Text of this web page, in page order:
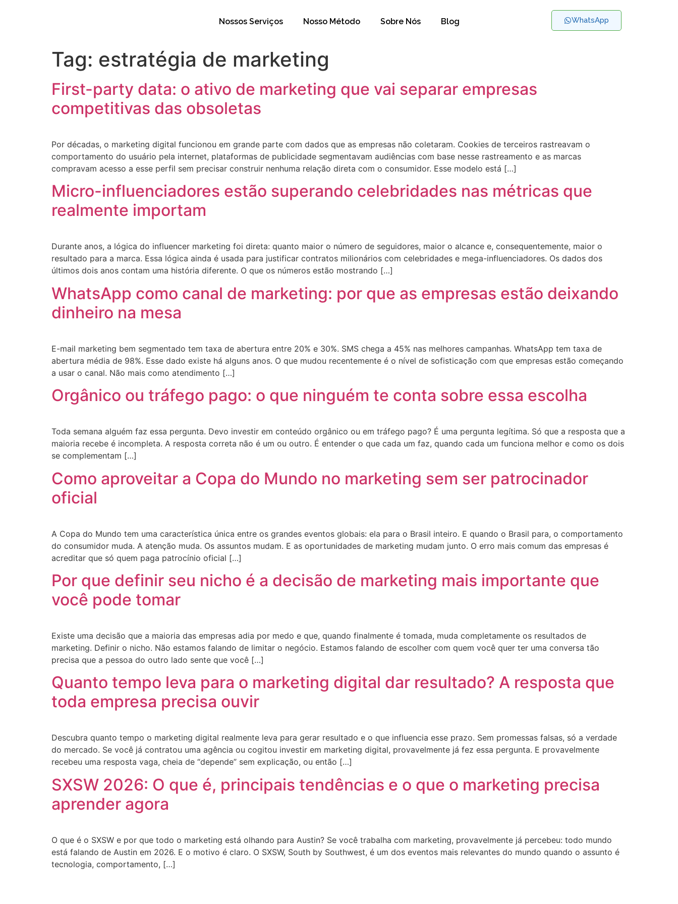
Nossos Serviços Nosso Método Sobre Nós Blog WhatsApp
Tag: estratégia de marketing
First-party data: o ativo de marketing que vai separar empresas
competitivas das obsoletas
Por décadas, o marketing digital funcionou em grande parte com dados que as empresas não coletaram. Cookies de terceiros rastreavam o
comportamento do usuário pela internet, plataformas de publicidade segmentavam audiências com base nesse rastreamento e as marcas
compravam acesso a esse perfil sem precisar construir nenhuma relação direta com o consumidor. Esse modelo está […]
Micro-influenciadores estão superando celebridades nas métricas que
realmente importam
Durante anos, a lógica do influencer marketing foi direta: quanto maior o número de seguidores, maior o alcance e, consequentemente, maior o
resultado para a marca. Essa lógica ainda é usada para justificar contratos milionários com celebridades e mega-influenciadores. Os dados dos
últimos dois anos contam uma história diferente. O que os números estão mostrando […]
WhatsApp como canal de marketing: por que as empresas estão deixando
dinheiro na mesa
E-mail marketing bem segmentado tem taxa de abertura entre 20% e 30%. SMS chega a 45% nas melhores campanhas. WhatsApp tem taxa de
abertura média de 98%. Esse dado existe há alguns anos. O que mudou recentemente é o nível de sofisticação com que empresas estão começando
a usar o canal. Não mais como atendimento […]
Orgânico ou tráfego pago: o que ninguém te conta sobre essa escolha
Toda semana alguém faz essa pergunta. Devo investir em conteúdo orgânico ou em tráfego pago? É uma pergunta legítima. Só que a resposta que a
maioria recebe é incompleta. A resposta correta não é um ou outro. É entender o que cada um faz, quando cada um funciona melhor e como os dois
se complementam […]
Como aproveitar a Copa do Mundo no marketing sem ser patrocinador
oficial
A Copa do Mundo tem uma característica única entre os grandes eventos globais: ela para o Brasil inteiro. E quando o Brasil para, o comportamento
do consumidor muda. A atenção muda. Os assuntos mudam. E as oportunidades de marketing mudam junto. O erro mais comum das empresas é
acreditar que só quem paga patrocínio oficial […]
Por que definir seu nicho é a decisão de marketing mais importante que
você pode tomar
Existe uma decisão que a maioria das empresas adia por medo e que, quando finalmente é tomada, muda completamente os resultados de
marketing. Definir o nicho. Não estamos falando de limitar o negócio. Estamos falando de escolher com quem você quer ter uma conversa tão
precisa que a pessoa do outro lado sente que você […]
Quanto tempo leva para o marketing digital dar resultado? A resposta que
toda empresa precisa ouvir
Descubra quanto tempo o marketing digital realmente leva para gerar resultado e o que influencia esse prazo. Sem promessas falsas, só a verdade
do mercado. Se você já contratou uma agência ou cogitou investir em marketing digital, provavelmente já fez essa pergunta. E provavelmente
recebeu uma resposta vaga, cheia de “depende” sem explicação, ou então […]
SXSW 2026: O que é, principais tendências e o que o marketing precisa
aprender agora
O que é o SXSW e por que todo o marketing está olhando para Austin? Se você trabalha com marketing, provavelmente já percebeu: todo mundo
está falando de Austin em 2026. E o motivo é claro. O SXSW, South by Southwest, é um dos eventos mais relevantes do mundo quando o assunto é
tecnologia, comportamento, […]